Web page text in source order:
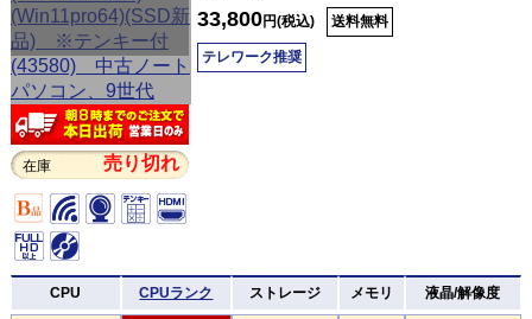
在庫 売り切れ
33,800円(税込) 送料無料
テレワーク推奨
CPU CPUランク ストレージ メモリ 液晶/解像度